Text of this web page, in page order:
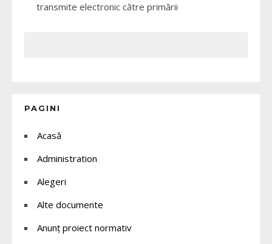
transmite electronic către primării
PAGINI
Acasă
Administration
Alegeri
Alte documente
Anunț proiect normativ